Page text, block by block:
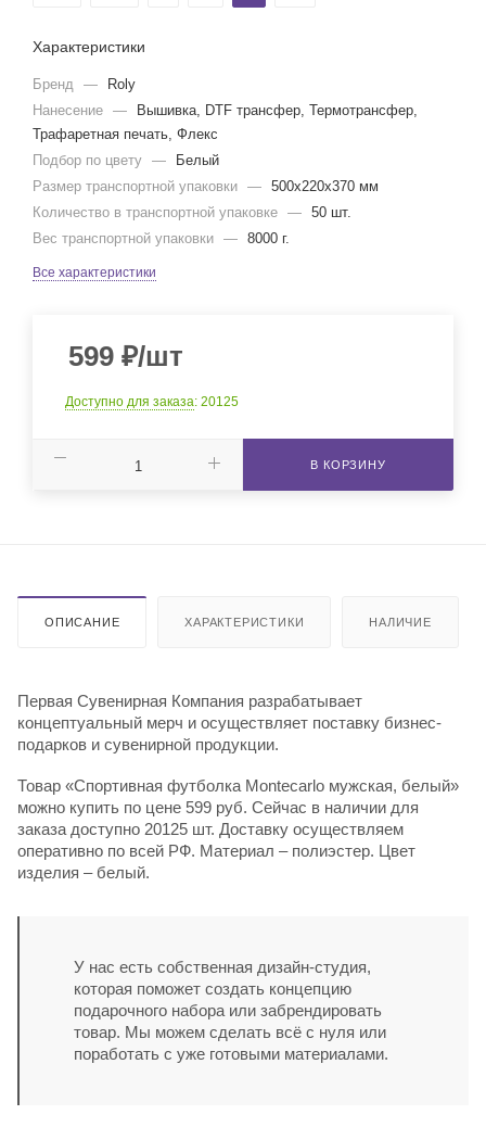
Характеристики
Бренд —
Roly
Нанесение —
Вышивка, DTF трансфер, Термотрансфер,
Трафаретная печать, Флекс
Подбор по цвету —
Белый
Размер транспортной упаковки — 500x220x370 мм
Количество в транспортной упаковке — 50 шт.
Вес транспортной упаковки — 8000 г.
Все характеристики
599 ₽/шт
Доступно для заказа: 20125
В КОРЗИНУ
ОПИСАНИЕ ХАРАКТЕРИСТИКИ НАЛИЧИЕ
Первая Сувенирная Компания разрабатывает
концептуальный мерч и осуществляет поставку бизнес-
подарков и сувенирной продукции.
Товар «Спортивная футболка Montecarlo мужская, белый»
можно купить по цене 599 руб. Сейчас в наличии для
заказа доступно 20125 шт. Доставку осуществляем
оперативно по всей РФ. Материал – полиэстер. Цвет
изделия – белый.
У нас есть собственная дизайн-студия,
которая поможет создать концепцию
подарочного набора или забрендировать
товар. Мы можем сделать всё с нуля или
поработать с уже готовыми материалами.